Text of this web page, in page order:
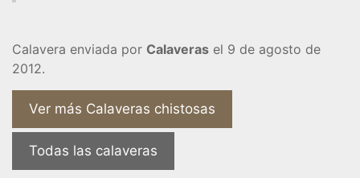
Calavera enviada por Calaveras el 9 de agosto de
2012.
Ver más Calaveras chistosas
Todas las calaveras